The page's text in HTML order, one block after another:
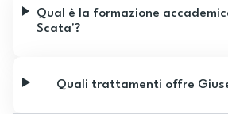
Qual è la formazione
Scata'?
Quali trattamenti offre